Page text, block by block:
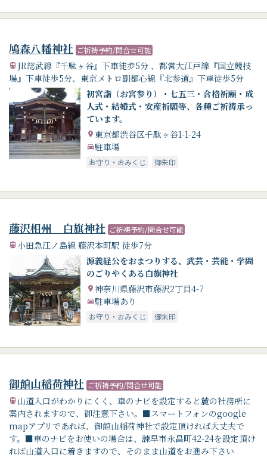
鳩森八幡神社 ご祈祷予約/問合せ可能
JR総武線『千駄ヶ谷』下車徒歩5分 、都営大江戸線『国立競技
場』下車徒歩5分、東京メトロ副都心線『北参道』下車徒歩5分
初宮詣（お宮参り）・七五三・合格祈願・成
人式・結婚式・安産祈願等、各種ご祈祷承っ
ています。
東京都渋谷区千駄ヶ谷1-1-24
駐車場
お守り・おみくじ 御朱印
藤沢相州 白旗神社 ご祈祷予約/問合せ可能
小田急江ノ島線 藤沢本町駅 徒歩7分
源義経公をおまつりする、武芸・芸能・学問
のごりやくある白旗神社
神奈川県藤沢市藤沢2丁目4-7
駐車場あり
お守り・おみくじ 御朱印
御館山稲荷神社 ご祈祷予約/問合せ可能
山道入口がわかりにくく、車のナビを設定すると麓の社務所に
案内されますので、御注意下さい。■スマートフォンのgoogle
mapアプリであれば、御館山稲荷神社で設定頂ければ大丈夫で
す。■車のナビをお使いの場合は、諫早市永昌町42-24を設定頂け
れば山道入口に着きますので、そのまま山道をお進み下さい